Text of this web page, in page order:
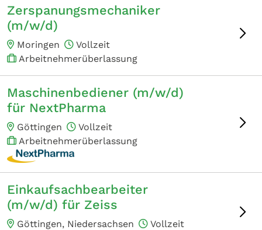
Zerspanungsmechaniker
(m/w/d)
Moringen
Vollzeit
Arbeitnehmerüberlassung
Maschinenbediener (m/w/d)
für NextPharma
Göttingen
Vollzeit
Arbeitnehmerüberlassung
Einkaufsachbearbeiter
(m/w/d) für Zeiss
Göttingen, Niedersachsen
Vollzeit